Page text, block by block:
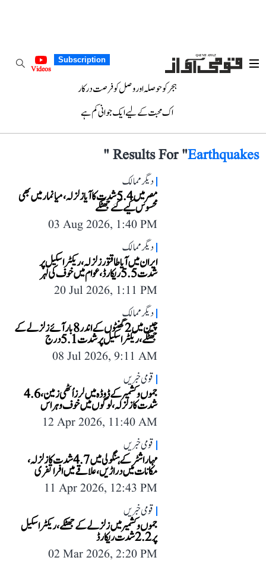
Subscription
Videos
ہجر کو حوصلہ اور وصل کو فرصت درکار
اک محبت کے لیے ایک جوانی کم ہے
Results For "Earthquakes
"
دیگر ممالک
مصر میں 5.4 شدت کا آیا زلزلہ، میانمار میں بھی
محسوس کیے گئے جھٹکے
03 Aug 2026, 1:40 PM
دیگر ممالک
ایران میں آیا طاقتور زلزلہ، ریکٹر اسکیل پر
شدت 5.5 ریکارڈ، عوام میں خوف کی لہر
20 Jul 2026, 1:11 PM
دیگر ممالک
چین میں 2 گھنٹوں کے اندر 8 بار آئے زلزلے کے
جھٹکے، ریکٹر اسکیل پر شدت 5.1 درج
08 Jul 2026, 9:11 AM
قومی خبریں
جموں وکشمیر کے ڈوڈہ میں لرز اُٹھی زمین، 4.6
شدت کا زلزلہ، لوگوں میں خوف وہراس
12 Apr 2026, 11:40 AM
قومی خبریں
مہاراشٹر کے ہنگولی میں 4.7 شدت کا زلزلہ،
مکانات میں دراڑیں، علاقے میں افراتفری
11 Apr 2026, 12:43 PM
قومی خبریں
جموں و کشمیر میں زلزلے کے جھٹکے، ریکٹر اسکیل
پر 2.2 شدت ریکارڈ
02 Mar 2026, 2:20 PM